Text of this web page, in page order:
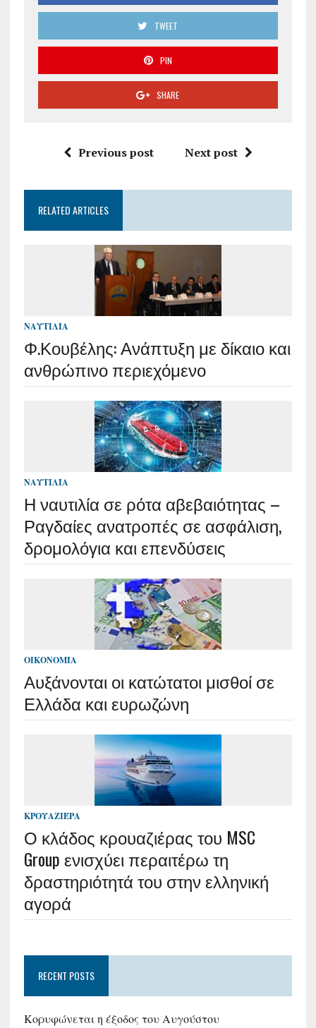
TWEET
PIN
SHARE
Previous post Next post
RELATED ARTICLES
ΝΑΥΤΙΛΊΑ
Φ.Κουβέλης: Ανάπτυξη με δίκαιο και
ανθρώπινο περιεχόμενο
ΝΑΥΤΙΛΊΑ
Η ναυτιλία σε ρότα αβεβαιότητας –
Ραγδαίες ανατροπές σε ασφάλιση,
δρομολόγια και επενδύσεις
ΟΙΚΟΝΟΜΊΑ
Αυξάνονται οι κατώτατοι μισθοί σε
Ελλάδα και ευρωζώνη
ΚΡΟΥΑΖΙΈΡΑ
Ο κλάδος κρουαζιέρας του MSC
Group ενισχύει περαιτέρω τη
δραστηριότητά του στην ελληνική
αγορά
RECENT POSTS
Κορυφώνεται η έξοδος του Αυγούστου